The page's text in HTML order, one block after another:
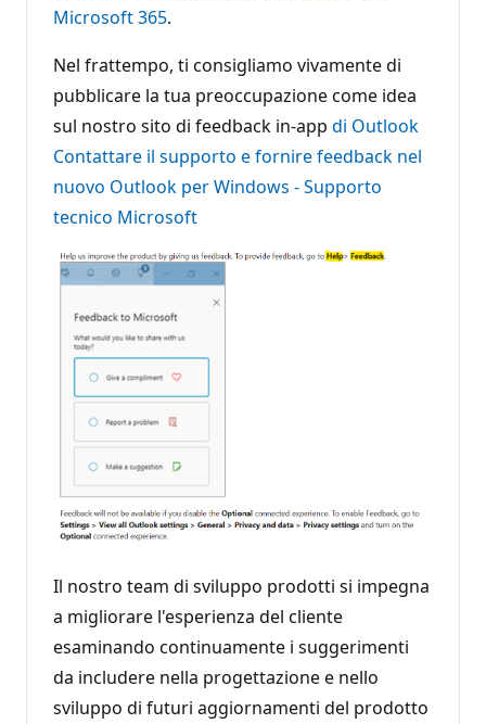
Microsoft 365.
Nel frattempo, ti consigliamo vivamente di
pubblicare la tua preoccupazione come idea
sul nostro sito di feedback in-app di Outlook
Contattare il supporto e fornire feedback nel
nuovo Outlook per Windows - Supporto
tecnico Microsoft
Il nostro team di sviluppo prodotti si impegna
a migliorare l'esperienza del cliente
esaminando continuamente i suggerimenti
da includere nella progettazione e nello
sviluppo di futuri aggiornamenti del prodotto